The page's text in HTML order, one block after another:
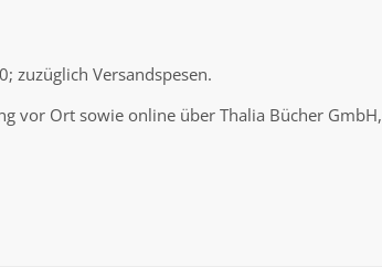
zuzüglich Versandspesen.
vor Ort sowie online über Thalia Bücher GmbH,